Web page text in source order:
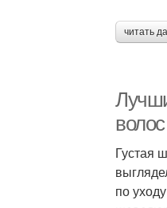
читать
волос
Густая
по